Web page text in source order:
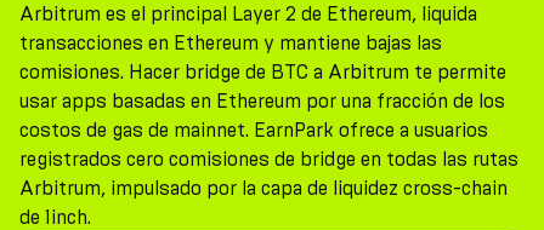
Arbitrum es el principal Layer 2 de Ethereum, liquida
transacciones en Ethereum y mantiene bajas las
comisiones. Hacer bridge de BTC a Arbitrum te permite
usar apps basadas en Ethereum por una fracción de los
costos de gas de mainnet. EarnPark ofrece a usuarios
registrados cero comisiones de bridge en todas las rutas
Arbitrum, impulsado por la capa de liquidez cross-chain
de 1inch.